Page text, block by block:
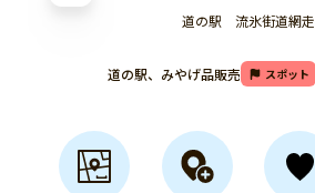
道の駅 流氷街道網走
道の駅、みやげ品販売 スポット